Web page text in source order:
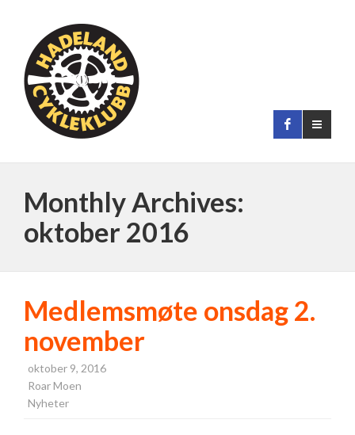
Monthly Archives:
oktober 2016
Medlemsmøte onsdag 2.
november
oktober 9, 2016
Roar Moen
Nyheter